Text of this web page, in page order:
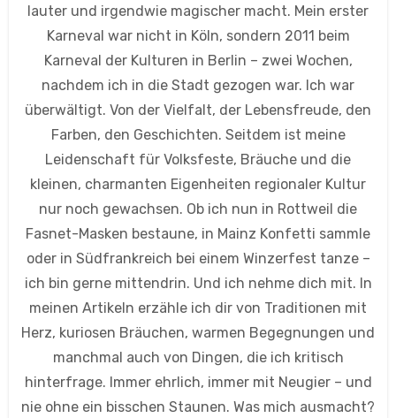
lauter und irgendwie magischer macht. Mein erster
Karneval war nicht in Köln, sondern 2011 beim
Karneval der Kulturen in Berlin – zwei Wochen,
nachdem ich in die Stadt gezogen war. Ich war
überwältigt. Von der Vielfalt, der Lebensfreude, den
Farben, den Geschichten. Seitdem ist meine
Leidenschaft für Volksfeste, Bräuche und die
kleinen, charmanten Eigenheiten regionaler Kultur
nur noch gewachsen. Ob ich nun in Rottweil die
Fasnet-Masken bestaune, in Mainz Konfetti sammle
oder in Südfrankreich bei einem Winzerfest tanze –
ich bin gerne mittendrin. Und ich nehme dich mit. In
meinen Artikeln erzähle ich dir von Traditionen mit
Herz, kuriosen Bräuchen, warmen Begegnungen und
manchmal auch von Dingen, die ich kritisch
hinterfrage. Immer ehrlich, immer mit Neugier – und
nie ohne ein bisschen Staunen. Was mich ausmacht?